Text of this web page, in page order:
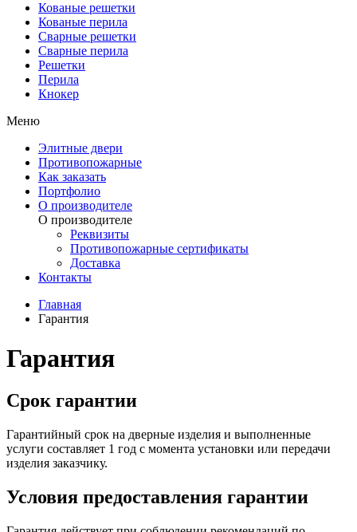
Кованые решетки
Кованые перила
Сварные решетки
Сварные перила
Решетки
Перила
Кнокер
Меню
Элитные двери
Противопожарные
Как заказать
Портфолио
О производителе
О производителе
Реквизиты
Противопожарные сертификаты
Доставка
Контакты
Главная
Гарантия
Гарантия
Срок гарантии
Гарантийный срок на дверные изделия и выполненные
услуги составляет 1 год с момента установки или передачи
изделия заказчику.
Условия предоставления гарантии